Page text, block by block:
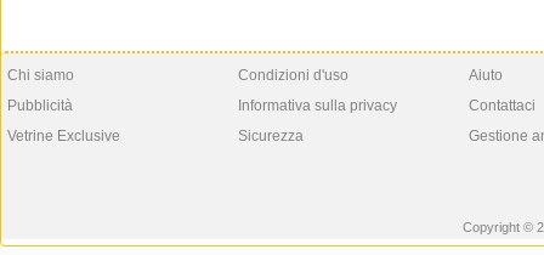
Chi siamo
Pubblicità
Vetrine Exclusive
Condizioni d'uso
Informativa sulla privacy
Sicurezza
Aiuto
Contattaci
Gestione
Copyright ©